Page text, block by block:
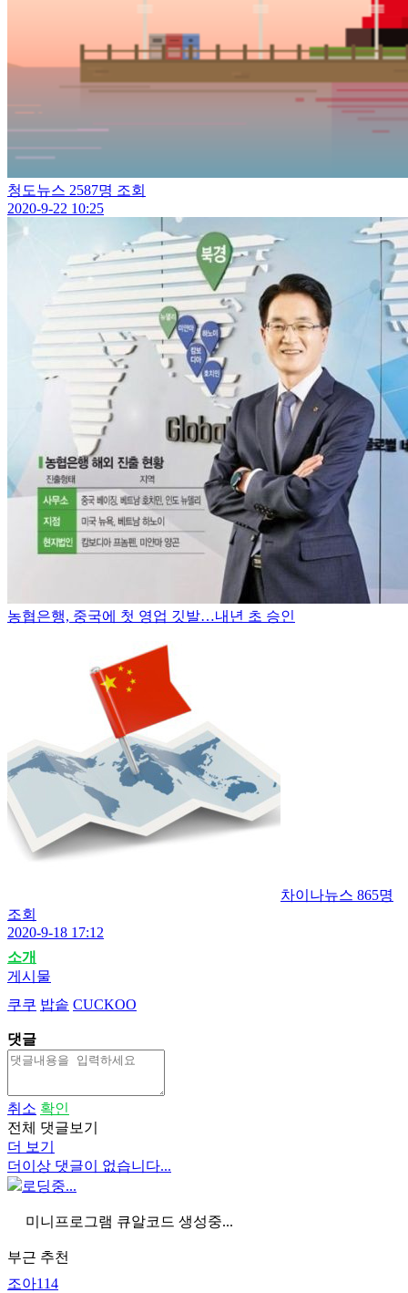
청도뉴스 2587명 조회
2020-9-22 10:25
농협은행, 중국에 첫 영업 깃발…내년 초 승인
차이나뉴스 865명
조회
2020-9-18 17:12
소개
게시물
쿠쿠 밥솥 CUCKOO
댓글
취소 확인
전체 댓글보기
더 보기
더이상 댓글이 없습니다...
로딩중...
미니프로그램 큐알코드 생성중...
부근 추천
조아114